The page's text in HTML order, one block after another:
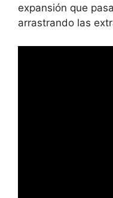
expansión que
arrastrando las